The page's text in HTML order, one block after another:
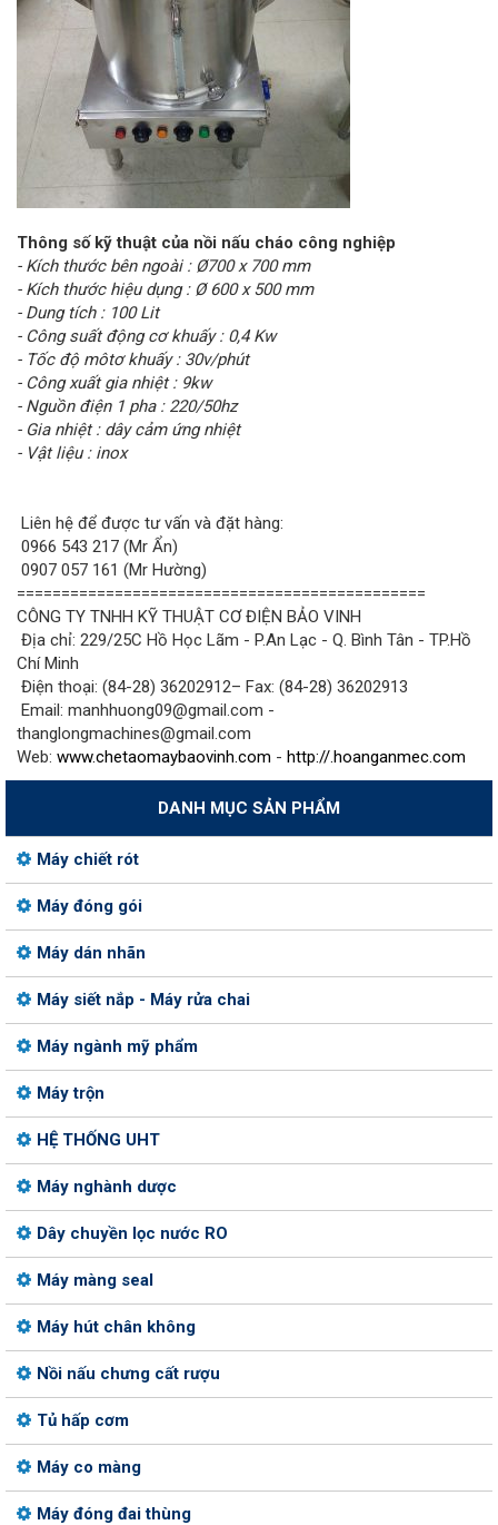
Thông số kỹ thuật của nồi nấu cháo công nghiệp
- Kích thước bên ngoài : Ø700 x 700 mm
- Kích thước hiệu dụng : Ø 600 x 500 mm
- Dung tích : 100 Lit
- Công suất động cơ khuấy : 0,4 Kw
- Tốc độ môtơ khuấy : 30v/phút
- Công xuất gia nhiệt : 9kw
- Nguồn điện 1 pha : 220/50hz
- Gia nhiệt : dây cảm ứng nhiệt
- Vật liệu : inox
Liên hệ để được tư vấn và đặt hàng:
0966 543 217 (Mr Ẩn)
0907 057 161 (Mr Hường)
==============================================
CÔNG TY TNHH KỸ THUẬT CƠ ĐIỆN BẢO VINH
Địa chỉ: 229/25C Hồ Học Lãm - P.An Lạc - Q. Bình Tân - TP.Hồ
Chí Minh
Điện thoại: (84-28) 36202912– Fax: (84-28) 36202913
Email: manhhuong09@gmail.com -
thanglongmachines@gmail.com
Web: www.chetaomaybaovinh.com - http://.hoanganmec.com
DANH MỤC SẢN PHẨM
Máy chiết rót
Máy đóng gói
Máy dán nhãn
Máy siết nắp - Máy rửa chai
Máy ngành mỹ phẩm
Máy trộn
HỆ THỐNG UHT
Máy nghành dược
Dây chuyền lọc nước RO
Máy màng seal
Máy hút chân không
Nồi nấu chưng cất rượu
Tủ hấp cơm
Máy co màng
Máy đóng đai thùng